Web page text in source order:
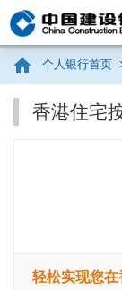
个人银行首页
香港住宅
轻松实现您